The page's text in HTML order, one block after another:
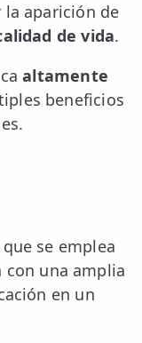
la aparición de
de vida.
altamente
beneficios
se emplea
con una amplia
en un